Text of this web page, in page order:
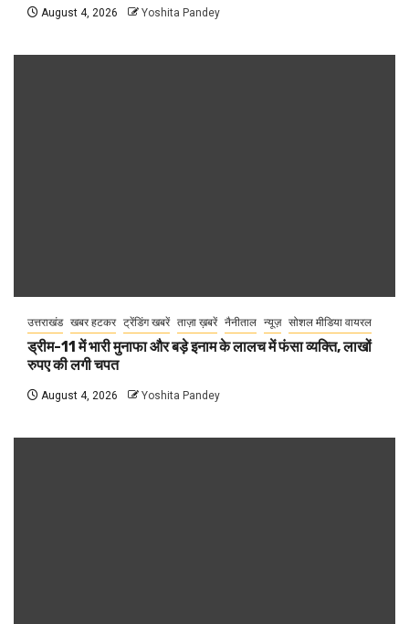
August 4, 2026 Yoshita Pandey
उत्तराखंड खबर हटकर ट्रेंडिंग खबरें ताज़ा ख़बरें नैनीताल न्यूज़ सोशल मीडिया वायरल
ड्रीम-11 में भारी मुनाफा और बड़े इनाम के लालच में फंसा व्यक्ति, लाखों
रुपए की लगी चपत
August 4, 2026 Yoshita Pandey